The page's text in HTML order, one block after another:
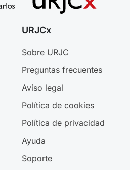
URJCx
Sobre URJC
Preguntas frecuentes
Aviso legal
Política de cookies
Política de privacidad
Ayuda
Soporte